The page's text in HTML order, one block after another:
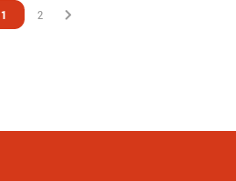
Vous êtes sur la page
1 Vous êtes sur la page
2